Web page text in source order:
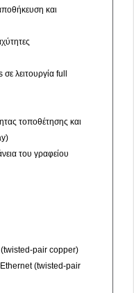
και
λειτουργία full
τοποθέτησης και
του γραφείου
pair copper)
(twisted-pair